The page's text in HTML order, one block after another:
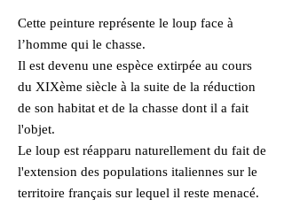
Cette peinture représente le loup face à
l’homme qui le chasse.
Il est devenu une espèce extirpée au cours
du XIXème siècle à la suite de la réduction
de son habitat et de la chasse dont il a fait
l'objet.
Le loup est réapparu naturellement du fait de
l'extension des populations italiennes sur le
territoire français sur lequel il reste menacé.